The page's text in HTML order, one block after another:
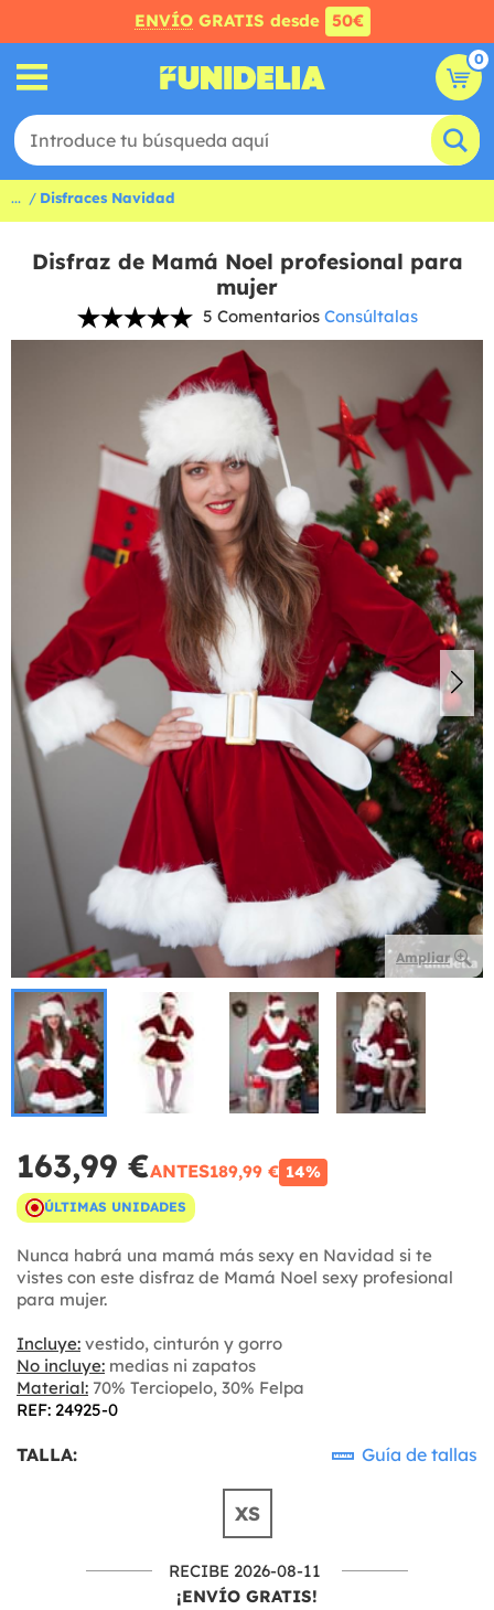
ENVÍO GRATIS desde 50€
0
... Disfraces Navidad
Disfraz de Mamá Noel profesional para
mujer
5 Comentarios Consúltalas
Ampliar
163,99 €ANTES189,99 € 14%
ÚLTIMAS UNIDADES
Nunca habrá una mamá más sexy en Navidad si te
vistes con este disfraz de Mamá Noel sexy profesional
para mujer.
Incluye: vestido, cinturón y gorro
No incluye: medias ni zapatos
Material: 70% Terciopelo, 30% Felpa
REF: 24925-0
TALLA: Guía de tallas
XS
RECIBE 2026-08-11
¡ENVÍO GRATIS!